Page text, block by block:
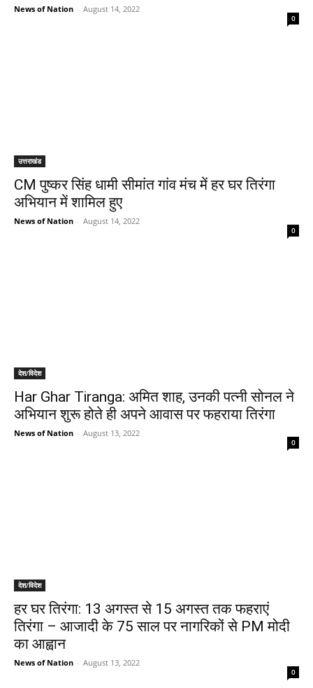
News of Nation - August 14, 2022
0
उत्तराखंड
CM पुष्कर सिंह धामी सीमांत गांव मंच में हर घर तिरंगा
अभियान में शामिल हुए
News of Nation - August 14, 2022
0
देश/विदेश
Har Ghar Tiranga: अमित शाह, उनकी पत्नी सोनल ने
अभियान शुरू होते ही अपने आवास पर फहराया तिरंगा
News of Nation - August 13, 2022
0
देश/विदेश
हर घर तिरंगा: 13 अगस्त से 15 अगस्त तक फहराएं
तिरंगा – आजादी के 75 साल पर नागरिकों से PM मोदी
का आह्वान
News of Nation - August 13, 2022
0